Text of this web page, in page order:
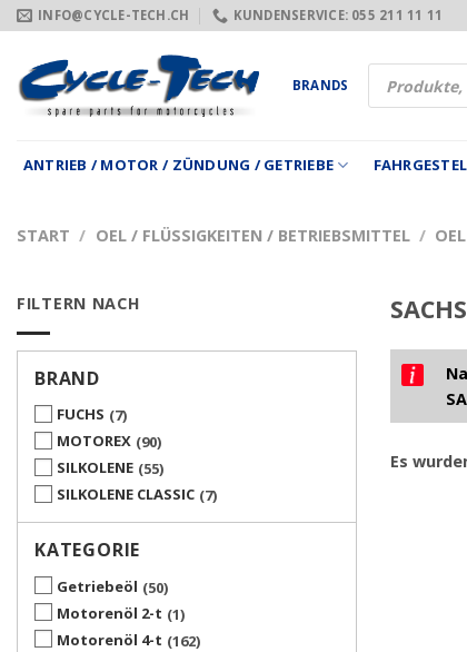
Zum
Inhalt
springen
INFO@CYCLE-TECH.CH KUNDENSERVICE: 055 211 11 11
BRANDS
Products
search
ANTRIEB / MOTOR / ZÜNDUNG / GETRIEBE
START / OEL / FLÜSSIGKEITEN / BETRIEBSMITTEL /
FILTERN NACH
BRAND
FUCHS
7
MOTOREX 90
SILKOLENE 55
SILKOLENE CLASSIC 7
KATEGORIE
Getriebeöl
50
Motorenöl 2-t 1
Motorenöl 4-t 162
Es